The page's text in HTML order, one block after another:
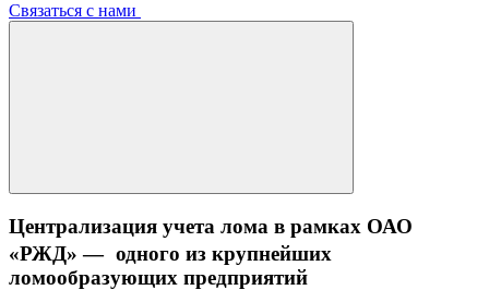
Связаться с нами
Централизация учета лома в рамках ОАО
«РЖД» — одного из крупнейших
ломообразующих предприятий